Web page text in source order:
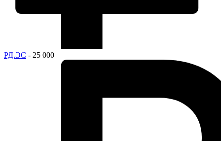
РД.ЭС - 25 000